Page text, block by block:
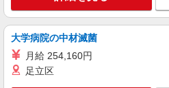
〇業務手当 〇首都
勤手当 〇深夜勤務
始勤務手当
稲毛区稲毛町5丁目
キープ
パート
大学病院の中材滅菌
月給 254,160円
足立区